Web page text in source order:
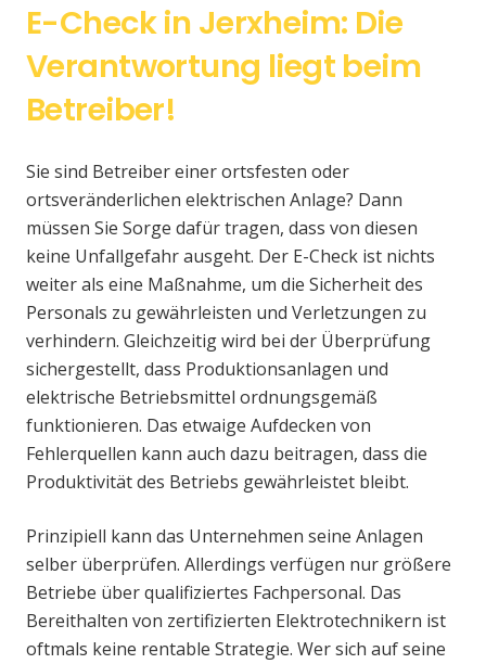
E-Check in Jerxheim: Die
Verantwortung liegt beim
Betreiber!
Sie sind Betreiber einer ortsfesten oder
ortsveränderlichen elektrischen Anlage? Dann
müssen Sie Sorge dafür tragen, dass von diesen
keine Unfallgefahr ausgeht. Der E-Check ist nichts
weiter als eine Maßnahme, um die Sicherheit des
Personals zu gewährleisten und Verletzungen zu
verhindern. Gleichzeitig wird bei der Überprüfung
sichergestellt, dass Produktionsanlagen und
elektrische Betriebsmittel ordnungsgemäß
funktionieren. Das etwaige Aufdecken von
Fehlerquellen kann auch dazu beitragen, dass die
Produktivität des Betriebs gewährleistet bleibt.
Prinzipiell kann das Unternehmen seine Anlagen
selber überprüfen. Allerdings verfügen nur größere
Betriebe über qualifiziertes Fachpersonal. Das
Bereithalten von zertifizierten Elektrotechnikern ist
oftmals keine rentable Strategie. Wer sich auf seine